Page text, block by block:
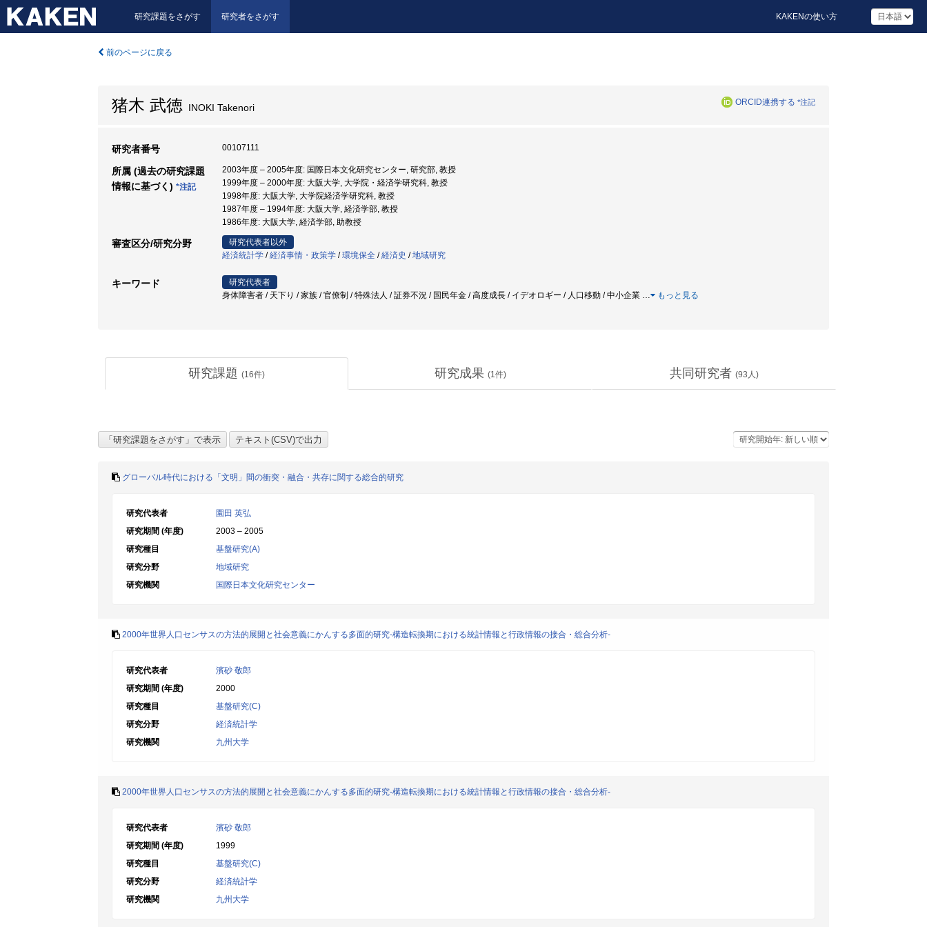
研究課題をさがす 研究者をさがす KAKENの使い方
前のページに戻る
猪木 武徳 INOKI Takenori ORCID連携する *注記
研究者番号 00107111
所属 (過去の研究課題
情報に基づく) *注記
2003年度 – 2005年度: 国際日本文化研究センター, 研究部, 教授
1999年度 – 2000年度: 大阪大学, 大学院・経済学研究科, 教授
1998年度: 大阪大学, 大学院経済学研究科, 教授
1987年度 – 1994年度: 大阪大学, 経済学部, 教授
1986年度: 大阪大学, 経済学部, 助教授
審査区分/研究分野
研究代表者以外
経済統計学 /経済事情・政策学 /環境保全 /経済史 /地域研究
キーワード
研究代表者
身体障害者 / 天下り / 家族 / 官僚制 / 特殊法人 / 証券不況 / 国民年金 / 高度成長 / イデオロギー / 人口移動 / 中小企業 … もっと見る
研究課題 (16件) 研究成果 (1件) 共同研究者 (93 人)
グローバル時代における「文明」間の衝突・融合・共存に関する総合的研究
研究代表者
園田 英弘
研究期間 (年度)
2003 – 2005
研究種目
基盤研究(A)
研究分野
地域研究
研究機関
国際日本文化研究センター
2000年世界人口センサスの方法的展開と社会意義にかんする多面的研究-構造転換期における統計情報と行政情報の接合・総合分析-
研究代表者
濱砂 敬郎
研究期間 (年度)
2000
研究種目
基盤研究(C)
研究分野
経済統計学
研究機関
九州大学
2000年世界人口センサスの方法的展開と社会意義にかんする多面的研究-構造転換期における統計情報と行政情報の接合・総合分析-
研究代表者
濱砂 敬郎
研究期間 (年度)
1999
研究種目
基盤研究(C)
研究分野
経済統計学
研究機関
九州大学